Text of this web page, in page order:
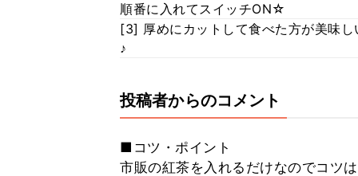
順番に入れてスイッチON☆
[3] 厚めにカットして食べた方が美味
♪
投稿者からのコメント
■コツ・ポイント
市販の紅茶を入れるだけなのでコツ